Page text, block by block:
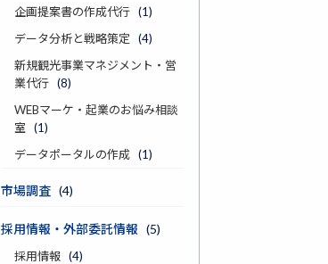
企画提案書の作成代行 (1)
データ分析と戦略策定
(4)
新規観光事業マネジメント・営
業代行 (8)
WEBマーケ・起業のお悩み相談
室
(1)
データポータルの作成 (1)
市場調査 (4)
採用情報・外部委託情報 (5)
採用情報 (4)